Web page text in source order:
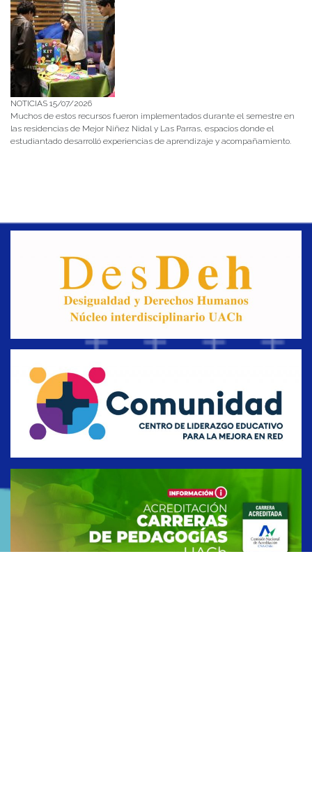
NOTICIAS 15/07/2026
Muchos de estos recursos fueron implementados durante el semestre en
las residencias de Mejor Niñez Nidal y Las Parras, espacios donde el
estudiantado desarrolló experiencias de aprendizaje y acompañamiento.